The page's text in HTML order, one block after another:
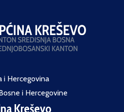
i Hercegovina
i Hercegovine
Kreševo